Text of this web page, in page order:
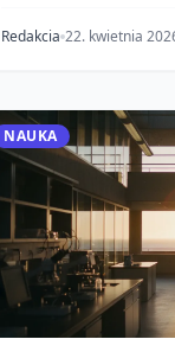
Redakcia 22. kwietnia
NAUKA